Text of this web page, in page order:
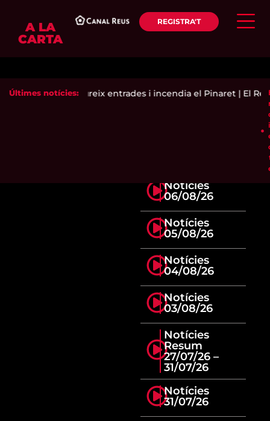
A LA
CARTA
REGISTRA'T
Últimes notícies:
secà|Siloë exhaureix entrades i incendia el Pinaret| El
Notícies
06/08/26
Notícies
05/08/26
Notícies
04/08/26
Notícies
03/08/26
Notícies
Resum
27/07/26 –
31/07/26
Notícies
31/07/26